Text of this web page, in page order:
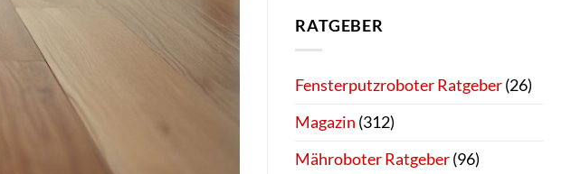
RATGEBER
Fensterputzroboter Ratgeber(26)
Magazin (312)
Mähroboter Ratgeber(96)